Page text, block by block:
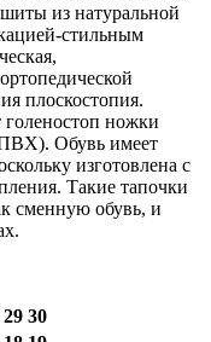
из натуральной
стильным
плоскостопия.
ножки
Обувь имеет
изготовлена с
Такие тапочки
сменную обувь, и
29 30